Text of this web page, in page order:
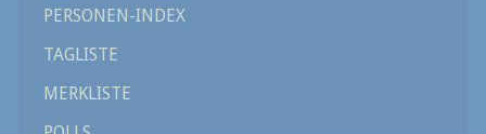
PERSONEN-INDEX
TAGLISTE
MERKLISTE